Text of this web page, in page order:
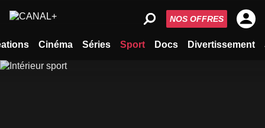
Cinéma Séries Sport Docs Divertissement
NOS OFFRES